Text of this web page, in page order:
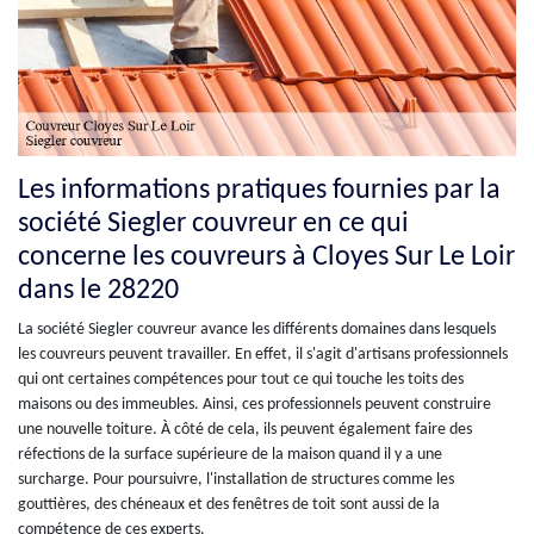
Les informations pratiques fournies par la
société Siegler couvreur en ce qui
concerne les couvreurs à Cloyes Sur Le Loir
dans le 28220
La société Siegler couvreur avance les différents domaines dans lesquels
les couvreurs peuvent travailler. En effet, il s'agit d'artisans professionnels
qui ont certaines compétences pour tout ce qui touche les toits des
maisons ou des immeubles. Ainsi, ces professionnels peuvent construire
une nouvelle toiture. À côté de cela, ils peuvent également faire des
réfections de la surface supérieure de la maison quand il y a une
surcharge. Pour poursuivre, l'installation de structures comme les
gouttières, des chéneaux et des fenêtres de toit sont aussi de la
compétence de ces experts.